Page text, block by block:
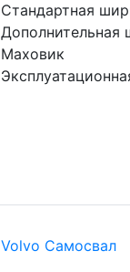
Стандартная
Маховик
Volvo Самосвал